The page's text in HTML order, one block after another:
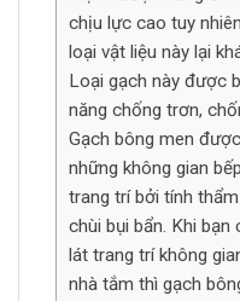
chịu lực cao tuy
loại vật liệu này lại
Loại gạch này được
năng chống trơn,
Gạch bông men
những không gian
trang trí bởi tính
chùi bụi bẩn. Khi bạn
lát trang trí không
nhà tắm thì gạch